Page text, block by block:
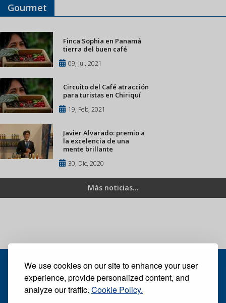
We use cookies on our site to enhance your user
experience, provide personalized content, and
analyze our traffic. Cookie Policy.
Gourmet
Finca Sophia en Panamá
tierra del buen café
09, Jul, 2021
Circuito del Café atracción
para turistas en Chiriquí
19, Feb, 2021
Javier Alvarado: premio a
la excelencia de una
mente brillante
30, Dic, 2020
Más noticias...
Recibe nuestro periódico digital semanal gratuito